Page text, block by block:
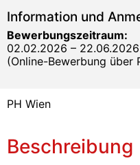
Information und
Bewerbungszeitraum:
02.02.2026 – 22.06.2026
(Online-Bewerbung über
PH Wien
Beschreibung